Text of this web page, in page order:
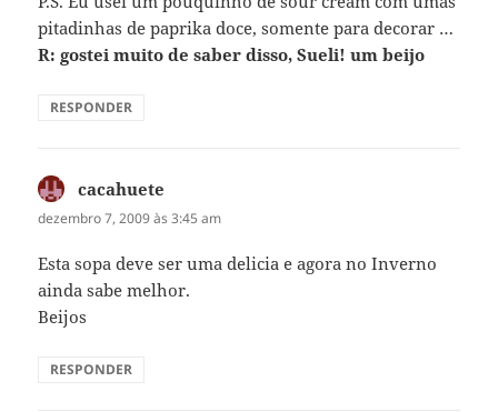
pitadinhas de paprika doce, somente para decorar …
R: gostei muito de saber disso, Sueli! um beijo
RESPONDER
cacahuete
dezembro 7, 2009 às 3:45 am
Esta sopa deve ser uma delicia e agora no Inverno
ainda sabe melhor.
Beijos
RESPONDER